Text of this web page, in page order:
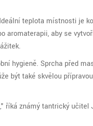
teplota místnosti je
aromaterapii, aby se
hygieně. Sprcha před
být také skvělou
říká známý tantrický učitel